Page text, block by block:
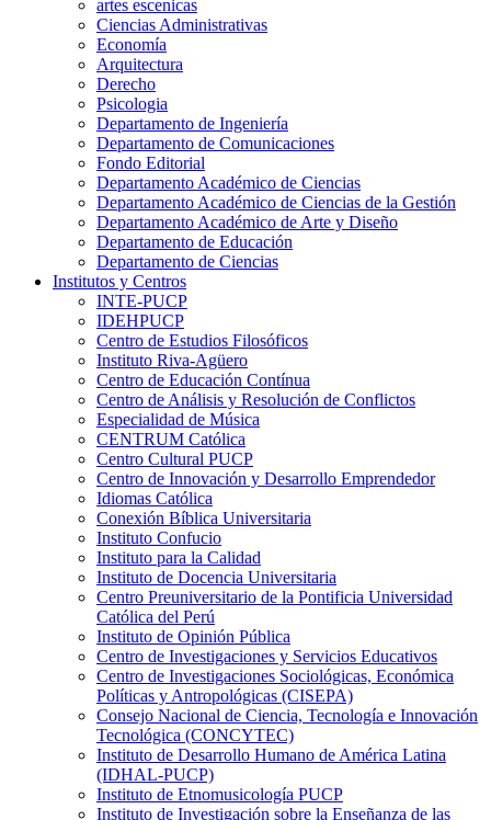
artes escenicas
Ciencias Administrativas
Economía
Arquitectura
Derecho
Psicologia
Departamento de Ingeniería
Departamento de Comunicaciones
Fondo Editorial
Departamento Académico de Ciencias
Departamento Académico de Ciencias de la Gestión
Departamento Académico de Arte y Diseño
Departamento de Educación
Departamento de Ciencias
Institutos y Centros
INTE-PUCP
IDEHPUCP
Centro de Estudios Filosóficos
Instituto Riva-Agüero
Centro de Educación Contínua
Centro de Análisis y Resolución de Conflictos
Especialidad de Música
CENTRUM Católica
Centro Cultural PUCP
Centro de Innovación y Desarrollo Emprendedor
Idiomas Católica
Conexión Bíblica Universitaria
Instituto Confucio
Instituto para la Calidad
Instituto de Docencia Universitaria
Centro Preuniversitario de la Pontificia Universidad
Católica del Perú
Instituto de Opinión Pública
Centro de Investigaciones y Servicios Educativos
Centro de Investigaciones Sociológicas, Económica
Políticas y Antropológicas (CISEPA)
Consejo Nacional de Ciencia, Tecnología e Innovación
Tecnológica (CONCYTEC)
Instituto de Desarrollo Humano de América Latina
(IDHAL-PUCP)
Instituto de Etnomusicología PUCP
Instituto de Investigación sobre la Enseñanza de las